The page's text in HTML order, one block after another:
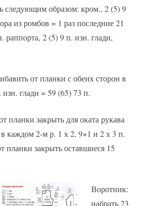
следующим образом: кром., 2 (5) 9
из ромбов = 1 раз последние 21
раппорта, 2 (5) 9 п. изн. глади,
от планки с обеих сторон в
глади = 59 (65) 73 п.
планки закрыть для оката рукава
каждом 2-м р. 1 х 2, 9×1 и 2 х 3 п.
планки закрыть оставшиеся 15
Воротник:
набрать 23